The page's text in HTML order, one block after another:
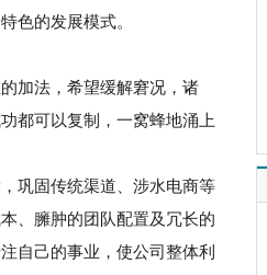
色的发展模式。
加法，希望缓解窘况，诸
都可以复制，一窝蜂地涌上
巩固传统渠道、涉水电商等
、臃肿的团队配置及冗长的
自己的事业，使公司整体利